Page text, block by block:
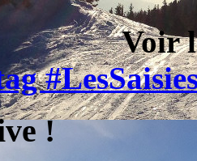
Voir
!